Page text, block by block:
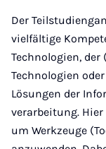
Der
vielfältige
Technologien,
Technologien
Lösungen der
verarbeitung.
um Werkzeuge